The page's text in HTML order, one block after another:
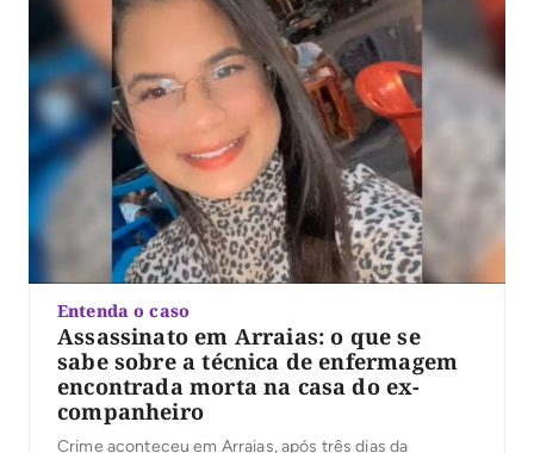
Entenda o caso
Assassinato em Arraias: o que se
sabe sobre a técnica de enfermagem
encontrada morta na casa do ex-
companheiro
Crime aconteceu em Arraias, após três dias da